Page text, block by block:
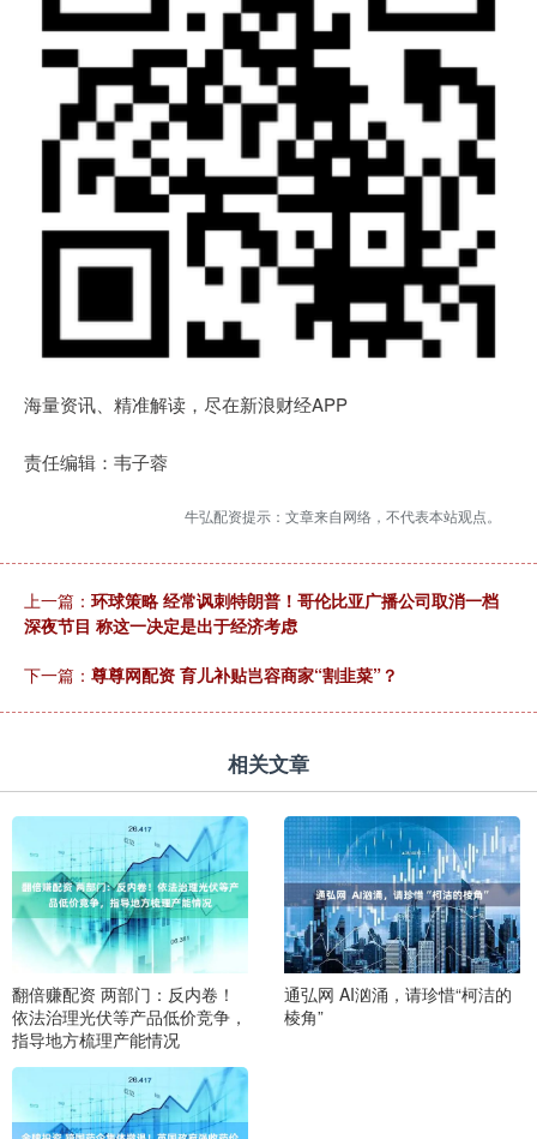
海量资讯、精准解读，尽在新浪财经APP
责任编辑：韦子蓉
牛弘配资提示：文章来自网络，不代表本站观点。
上一篇： 环球策略 经常讽刺特朗普！哥伦比亚广播公司取消一档
深夜节目 称这一决定是出于经济考虑
下一篇： 尊尊网配资 育儿补贴岂容商家“割韭菜”？
相关文章
翻倍赚配资 两部门：反内卷！
依法治理光伏等产品低价竞争，
指导地方梳理产能情况
通弘网 AI汹涌，请珍惜“柯洁的
棱角”